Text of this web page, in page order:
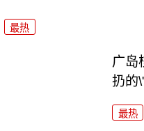
最热
广岛
扔的
最热